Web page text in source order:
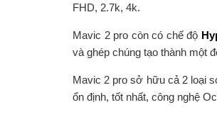
FHD, 2.7k, 4k.
Mavic 2 pro còn có chế độ
và ghép chúng tạo thành một
Mavic 2 pro sở hữu cả 2 loại
ổn định, tốt nhất, công nghệ